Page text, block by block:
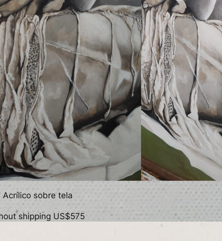
Acrílico sobre tela
shipping US$575